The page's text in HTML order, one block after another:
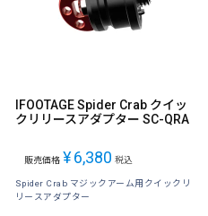
IFOOTAGE Spider Crab クイッ
クリリースアダプター SC-QRA
販売価格 ¥6,380 税込
Spider Crab マジックアーム用クイックリ
リースアダプター